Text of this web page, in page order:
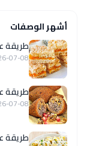
أشهر الوصفات
طريقة
07-08
طريقة
07-08
طريقة